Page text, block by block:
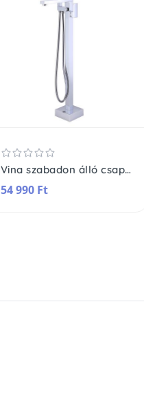
Vina szabadon álló csaptelep
54 990 Ft